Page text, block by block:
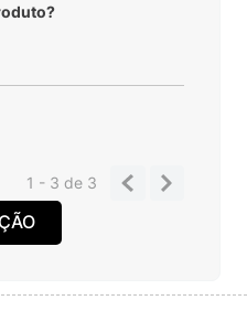
1 - 3de 3